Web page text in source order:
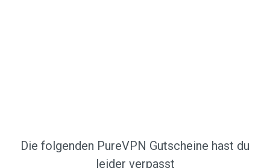
Die folgenden PureVPN Gutscheine hast du
leider verpasst